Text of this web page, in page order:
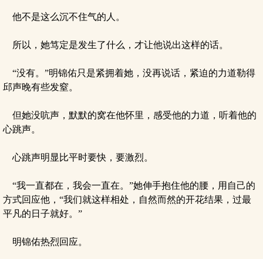
他不是这么沉不住气的人。
所以，她笃定是发生了什么，才让他说出这样的话。
“没有。”明锦佑只是紧拥着她，没再说话，紧迫的力道勒得
邱声晚有些发窒。
但她没吭声，默默的窝在他怀里，感受他的力道，听着他的
心跳声。
心跳声明显比平时要快，要激烈。
“我一直都在，我会一直在。”她伸手抱住他的腰，用自己的
方式回应他，“我们就这样相处，自然而然的开花结果，过最
平凡的日子就好。”
明锦佑热烈回应。